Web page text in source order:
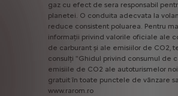
gaz cu efect de sera responsabil
planetei. O conduita adecvata la volan
reduce consistent poluarea. Pentru
informații privind valorile oficiale ale
de carburant și ale emisiilor de CO2,
consulți "Ghidul privind consumul de
emisiile de CO2 ale autoturismelor
gratuit în toate punctele de vânzare
www.rarom.ro